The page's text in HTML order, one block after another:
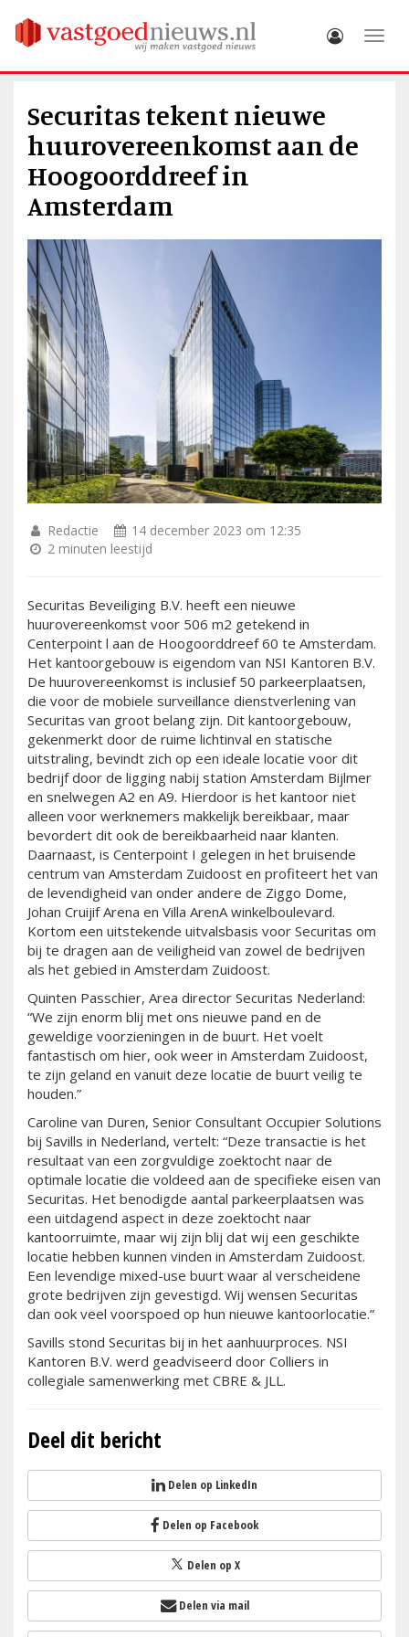
Securitas tekent nieuwe
huurovereenkomst aan de
Hoogoorddreef in
Amsterdam
Redactie
14 december 2023 om 12:35
2 minuten leestijd
Securitas Beveiliging B.V. heeft een nieuwe
huurovereenkomst voor 506 m2 getekend in
Centerpoint l aan de Hoogoorddreef 60 te Amsterdam.
Het kantoorgebouw is eigendom van NSI Kantoren B.V.
De huurovereenkomst is inclusief 50 parkeerplaatsen,
die voor de mobiele surveillance dienstverlening van
Securitas van groot belang zijn. Dit kantoorgebouw,
gekenmerkt door de ruime lichtinval en statische
uitstraling, bevindt zich op een ideale locatie voor dit
bedrijf door de ligging nabij station Amsterdam Bijlmer
en snelwegen A2 en A9. Hierdoor is het kantoor niet
alleen voor werknemers makkelijk bereikbaar, maar
bevordert dit ook de bereikbaarheid naar klanten.
Daarnaast, is Centerpoint I gelegen in het bruisende
centrum van Amsterdam Zuidoost en profiteert het van
de levendigheid van onder andere de Ziggo Dome,
Johan Cruijif Arena en Villa ArenA winkelboulevard.
Kortom een uitstekende uitvalsbasis voor Securitas om
bij te dragen aan de veiligheid van zowel de bedrijven
als het gebied in Amsterdam Zuidoost.
Quinten Passchier, Area director Securitas Nederland:
“We zijn enorm blij met ons nieuwe pand en de
geweldige voorzieningen in de buurt. Het voelt
fantastisch om hier, ook weer in Amsterdam Zuidoost,
te zijn geland en vanuit deze locatie de buurt veilig te
houden.”
Caroline van Duren, Senior Consultant Occupier Solutions
bij Savills in Nederland, vertelt: “Deze transactie is het
resultaat van een zorgvuldige zoektocht naar de
optimale locatie die voldeed aan de specifieke eisen van
Securitas. Het benodigde aantal parkeerplaatsen was
een uitdagend aspect in deze zoektocht naar
kantoorruimte, maar wij zijn blij dat wij een geschikte
locatie hebben kunnen vinden in Amsterdam Zuidoost.
Een levendige mixed-use buurt waar al verscheidene
grote bedrijven zijn gevestigd. Wij wensen Securitas
dan ook veel voorspoed op hun nieuwe kantoorlocatie.”
Savills stond Securitas bij in het aanhuurproces. NSI
Kantoren B.V. werd geadviseerd door Colliers in
collegiale samenwerking met CBRE & JLL.
Deel dit bericht
Delen op LinkedIn
Delen op Facebook
Delen op X
Delen via mail